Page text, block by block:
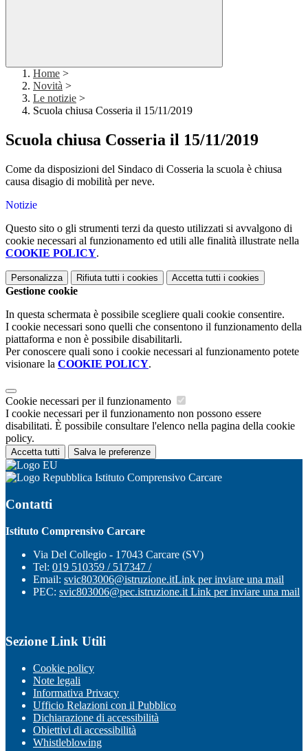
Home >
Novità >
Le notizie >
Scuola chiusa Cosseria il 15/11/2019
Scuola chiusa Cosseria il 15/11/2019
Come da disposizioni del Sindaco di Cosseria la scuola è chiusa
causa disagio di mobilità per neve.
Notizie
Questo sito o gli strumenti terzi da questo utilizzati si avvalgono di
cookie necessari al funzionamento ed utili alle finalità illustrate nella
COOKIE POLICY.
Personalizza Rifiuta tutti i cookies Accetta tutti i cookies
Gestione cookie
In questa schermata è possibile scegliere quali cookie consentire.
I cookie necessari sono quelli che consentono il funzionamento della
piattaforma e non è possibile disabilitarli.
Per conoscere quali sono i cookie necessari al funzionamento potete
visionare la COOKIE POLICY.
Cookie necessari per il funzionamento
I cookie necessari per il funzionamento non possono essere
disabilitati. È possibile consultare l'elenco nella pagina della cookie
policy.
Accetta tutti Salva le preferenze
Istituto Comprensivo Carcare
Contatti
Istituto Comprensivo Carcare
Via Del Collegio - 17043 Carcare (SV)
Tel: 019 510359 / 517347 /
Email: svic803006@istruzione.itLink per inviare una mail
PEC: svic803006@pec.istruzione.it Link per inviare una mail
Sezione Link Utili
Cookie policy
Note legali
Informativa Privacy
Ufficio Relazioni con il Pubblico
Dichiarazione di accessibilità
Obiettivi di accessibilità
Whistleblowing